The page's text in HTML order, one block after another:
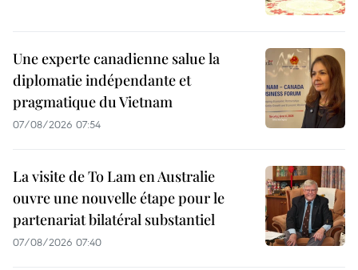
Une experte canadienne salue la
diplomatie indépendante et
pragmatique du Vietnam
07/08/2026 07:54
La visite de To Lam en Australie
ouvre une nouvelle étape pour le
partenariat bilatéral substantiel
07/08/2026 07:40